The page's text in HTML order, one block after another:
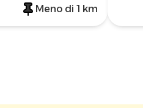
Meno di 1 km